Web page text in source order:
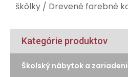
škôlky / Drevené farebné
Kategórie produktov
Školský nábytok a